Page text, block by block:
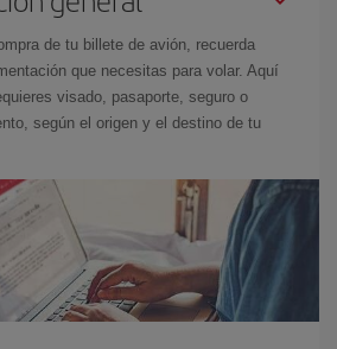
de tu billete de avión, recuerda
que necesitas para volar. Aquí
visado, pasaporte, seguro o
según el origen y el destino de tu